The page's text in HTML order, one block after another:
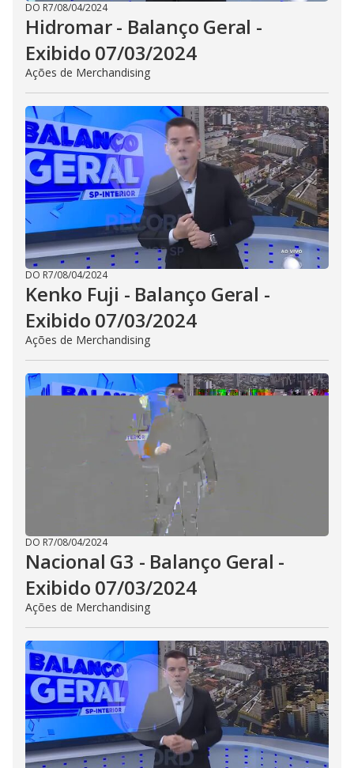
DO R7/08/04/2024
Hidromar - Balanço Geral -
Exibido 07/03/2024
Ações de Merchandising
DO R7/08/04/2024
Kenko Fuji - Balanço Geral -
Exibido 07/03/2024
Ações de Merchandising
DO R7/08/04/2024
Nacional G3 - Balanço Geral -
Exibido 07/03/2024
Ações de Merchandising